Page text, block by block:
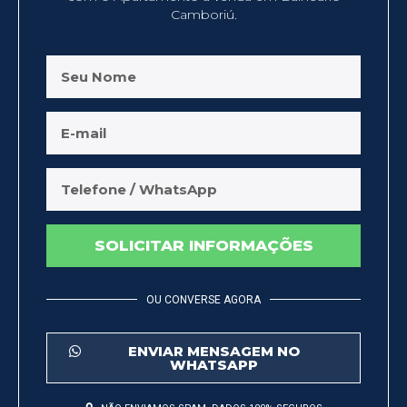
Camboriú.
SOLICITAR INFORMAÇÕES
OU CONVERSE AGORA
ENVIAR MENSAGEM NO
WHATSAPP